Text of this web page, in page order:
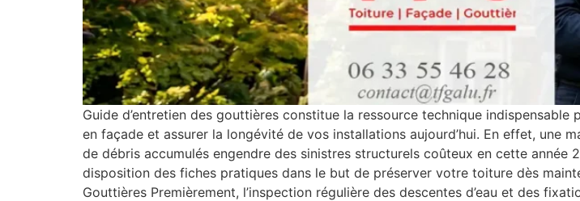
Guide d’entretien des gouttières constitue la ressource technique
en façade et assurer la longévité de vos installations aujourd’hui. En effet, une
de débris accumulés engendre des sinistres structurels coûteux en cette année
disposition des fiches pratiques dans le but de préserver votre toiture dès
Gouttières Premièrement, l’inspection régulière des descentes d’eau et des